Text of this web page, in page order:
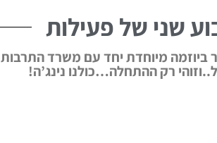
שני של פעילות
ביוזמה מיוחדת יחד עם משרד התרבות
רק ההתחלה…כולנו נינג’ה!